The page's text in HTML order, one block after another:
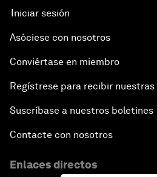
Iniciar sesión
Asóciese con nosotros
Conviértase en miembro
Regístrese para recibir
Suscríbase a nuestros boletines
Contacte con nosotros
Enlaces directos